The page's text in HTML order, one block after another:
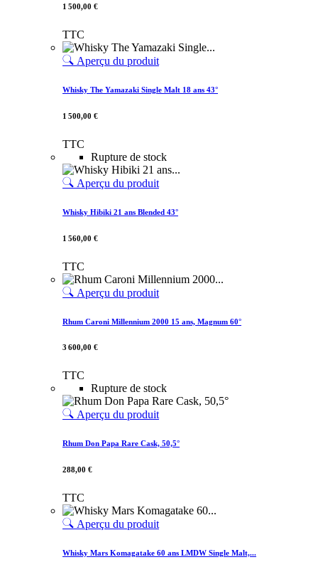
1 500,00 €
TTC
Aperçu du produit
Whisky The Yamazaki Single Malt 18 ans 43°
1 500,00 €
TTC
Rupture de stock
Aperçu du produit
Whisky Hibiki 21 ans Blended 43°
1 560,00 €
TTC
Aperçu du produit
Rhum Caroni Millennium 2000 15 ans, Magnum 60°
3 600,00 €
TTC
Rupture de stock
Aperçu du produit
Rhum Don Papa Rare Cask, 50,5°
288,00 €
TTC
Aperçu du produit
Whisky Mars Komagatake 60 ans LMDW Single Malt,...